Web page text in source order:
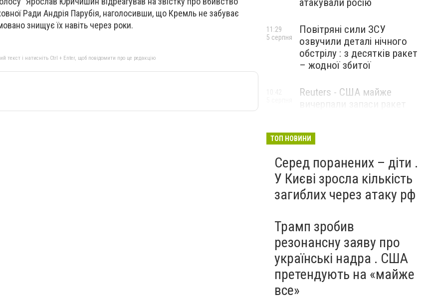
Ради Андрія Парубія, наголосивши, що Кремль не забуває
знищує їх навіть через роки.
текст і натисніть Ctrl + Enter, щоб повідомити про це редакцію
атакували росію
Повітряні сили ЗСУ
озвучили деталі нічного
обстрілу : з десятків ракет
– жодної збитої
11:29
5 серпня
Reuters - США майже
ТОП НОВИНИ
Серед поранених – діти .
У Києві зросла кількість
загиблих через атаку рф
Трамп зробив
резонансну заяву про
українські надра . США
претендують на «майже
все»